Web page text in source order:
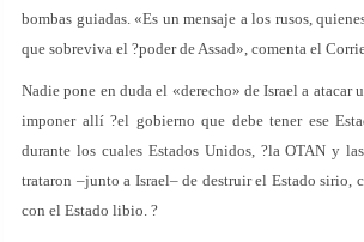
bombas guiadas. «Es un mensaje a los rusos,
que sobreviva el ?poder de Assad», comenta el
Nadie pone en duda el «derecho» de Israel a atacar
imponer allí ?el gobierno que debe tener ese
durante los cuales Estados Unidos, ?la OTAN y
trataron –junto a Israel– de destruir el Estado sirio,
con el Estado libio. ?